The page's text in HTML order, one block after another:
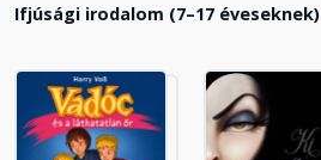
Fejezet hossza: 00:09:48
17. fejezet: Alapos lecke
Fejezet hossza: 00:08:31
Ifjúsági irodalom (7–17 éveseknek)